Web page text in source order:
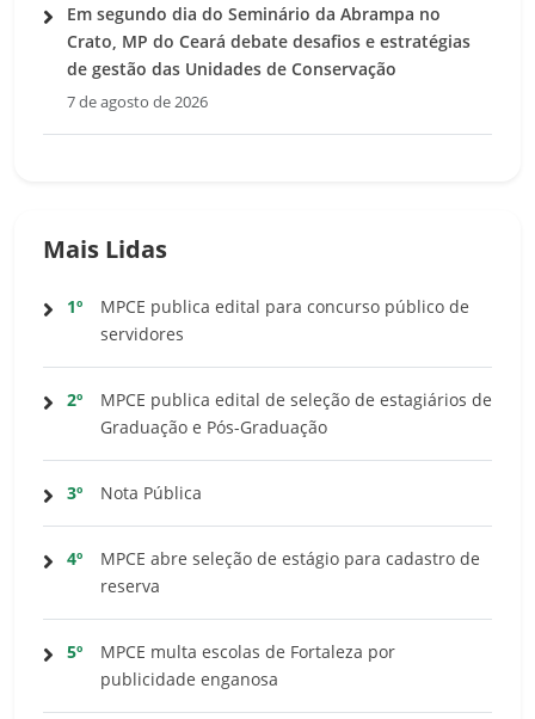
Em segundo dia do Seminário da Abrampa no
Crato, MP do Ceará debate desafios e estratégias
de gestão das Unidades de Conservação
7 de agosto de 2026
Mais Lidas
1º
MPCE publica edital para concurso público de
servidores
2º
MPCE publica edital de seleção de estagiários de
Graduação e Pós-Graduação
3º Nota Pública
4º
MPCE abre seleção de estágio para cadastro de
reserva
5º
MPCE multa escolas de Fortaleza por
publicidade enganosa